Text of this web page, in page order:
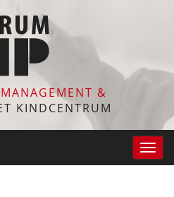
&
KINDCENTRUM
Toggle